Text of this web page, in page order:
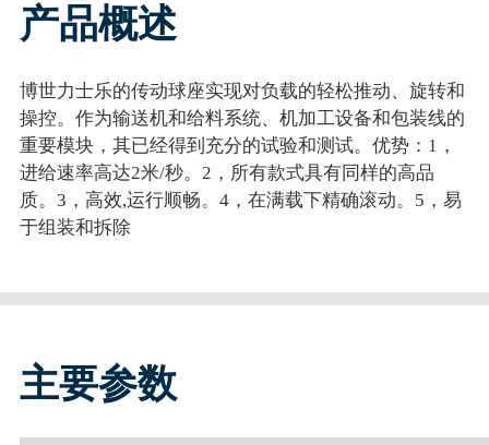
产品概述
博世力士乐的传动球座实现对负载的轻松推动、旋转和
操控。作为输送机和给料系统、机加工设备和包装线的
重要模块，其已经得到充分的试验和测试。优势：1，
进给速率高达2米/秒。2，所有款式具有同样的高品
质。3，高效,运行顺畅。4，在满载下精确滚动。5，易
于组装和拆除
主要参数